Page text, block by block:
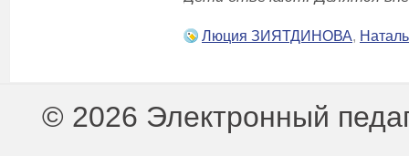
Люция ЗИЯТДИНОВА,
© 2026 Электронный